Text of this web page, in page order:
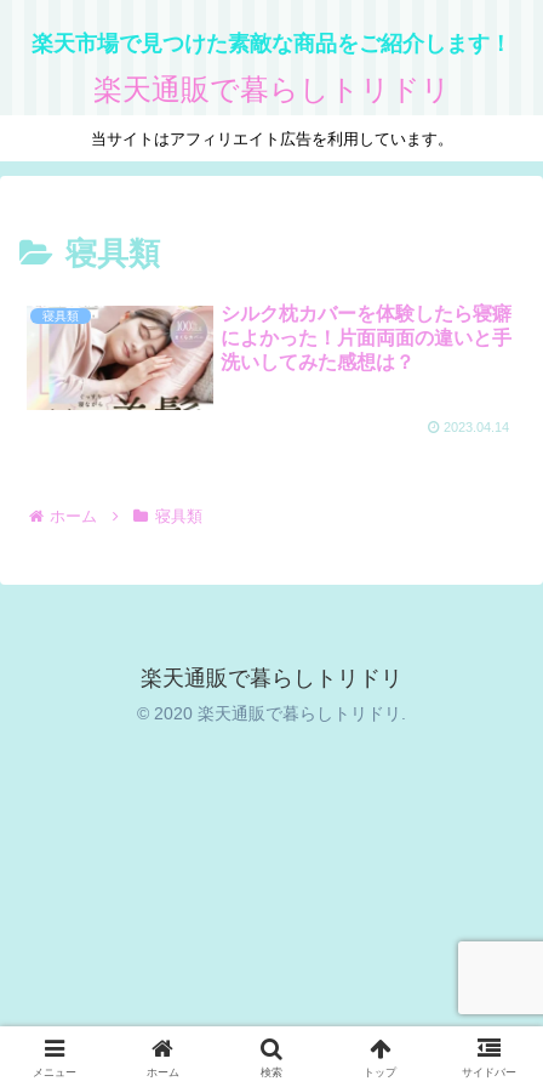
楽天市場で見つけた素敵な商品をご紹介します！
楽天通販で暮らしトリドリ
当サイトはアフィリエイト広告を利用しています。
寝具類
寝具類
シルク枕カバーを体験したら寝癖
によかった！片面両面の違いと手
洗いしてみた感想は？
2023.04.14
ホーム 寝具類
楽天通販で暮らしトリドリ
© 2020 楽天通販で暮らしトリドリ.
メニュー ホーム 検索 トップ サイドバー